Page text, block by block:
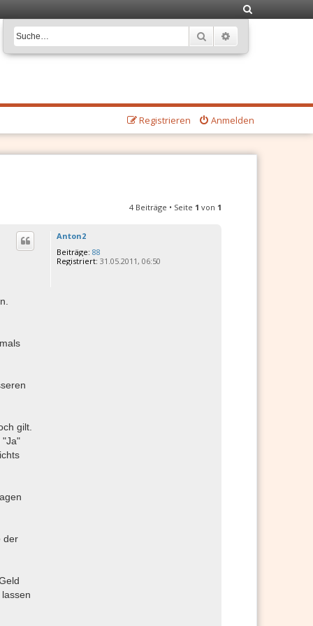
Suche
Anmelden
Registrieren
4 Beiträge • Seite 1 von 1
Anton2
Beiträge: 88
Registriert: 31.05.2011, 06:50
gilt.
"Ja"
der